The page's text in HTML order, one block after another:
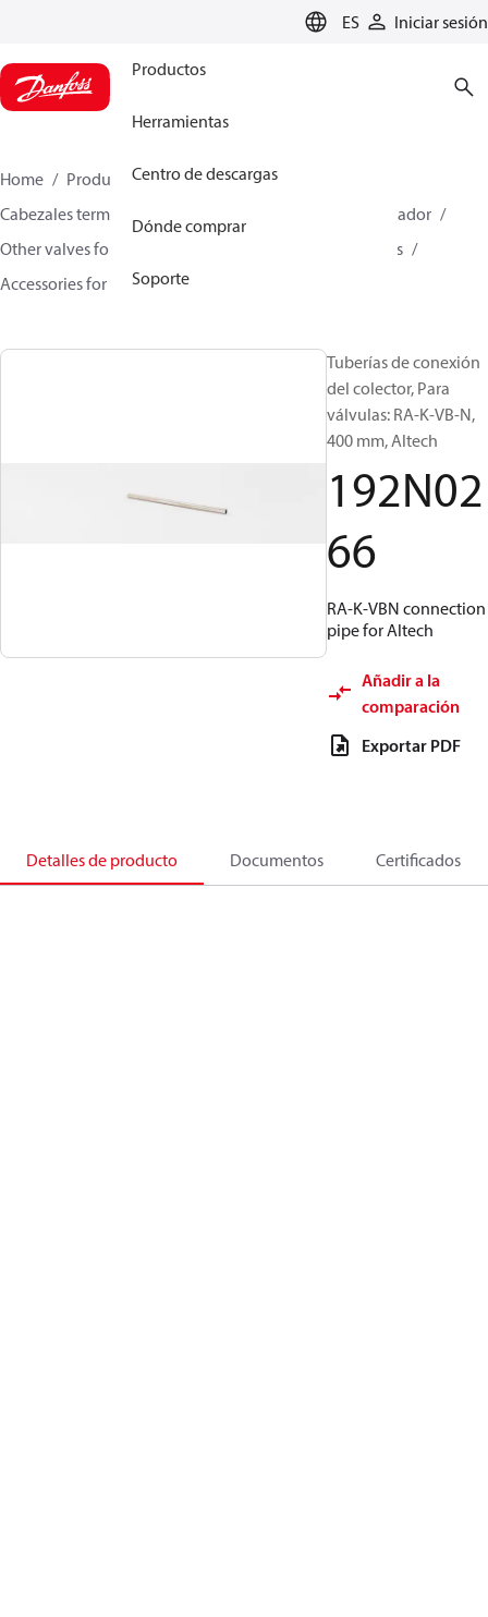
ES Iniciar sesión
Productos
Herramientas
Centro de descargas
Dónde comprar
Soporte
Home Productos
Climate Solutions for heating
Cabezales termostáticos de radiador
Válvulas de radiador
Other valves for radiator sensors
Manifold assemblies
Accessories for Manifold assemblies
Tuberías de conexión
del colector, Para
válvulas: RA-K-VB-N,
400 mm, Altech
192N02
66
RA-K-VBN connection
pipe for Altech
Añadir a la
comparación
Exportar PDF
Detalles de producto Documentos Certificados